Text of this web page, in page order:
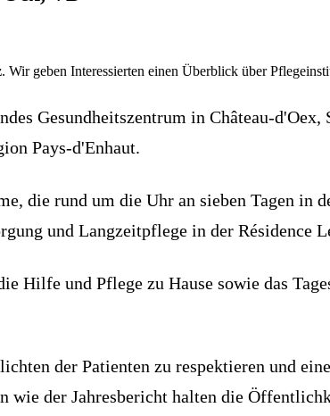
. Wir geben Interessierten einen Überblick über
Gesundheitszentrum in Château-
Pays-d'Enhaut.
die rund um die Uhr an sieben Tagen in
und Langzeitpflege in der Résidence
Hilfe und Pflege zu Hause sowie das
der Patienten zu respektieren und
wie der Jahresbericht halten die